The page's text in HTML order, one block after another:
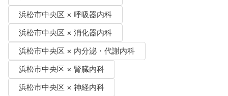
浜松市中央区 × 呼吸器内科
浜松市中央区 × 消化器内科
浜松市中央区 × 内分泌・代謝内科
浜松市中央区 × 腎臓内科
浜松市中央区 × 神経内科